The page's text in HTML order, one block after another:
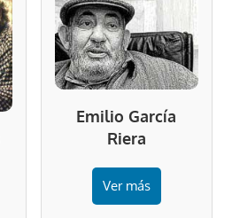
Emilio García
Riera
Ver más